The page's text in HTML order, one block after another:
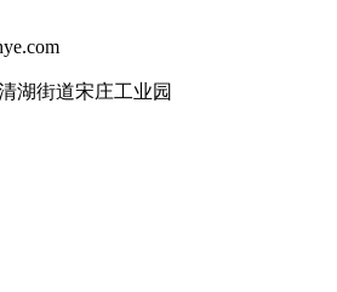
湖街道宋庄工业园